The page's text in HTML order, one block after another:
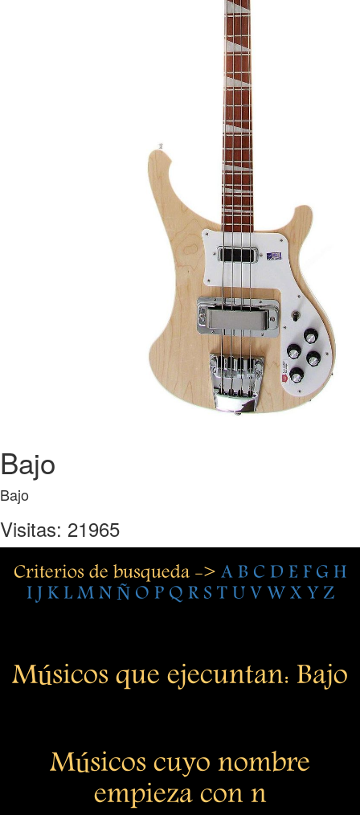
Bajo
Bajo
Visitas: 21965
Criterios de busqueda -> A B C D E F G H
I J K L M N Ñ O P Q R S T U V W X Y Z
Músicos que ejecuntan: Bajo
Músicos cuyo nombre
empieza con n